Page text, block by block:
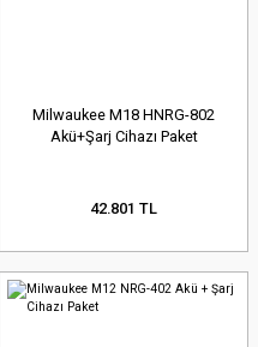
Milwaukee M18 HNRG-802
Akü+Şarj Cihazı Paket
42.801 TL